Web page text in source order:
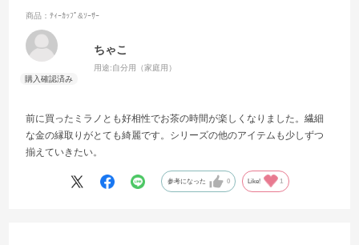
商品：ﾃｨｰｶｯﾌﾟ&ｿｰｻｰ
ちゃこ
用途:自分用（家庭用）
前に買ったミラノとも好相性でお茶の時間が楽しくなりました。繊細
な金の縁取りがとても綺麗です。シリーズの他のアイテムも少しずつ
揃えていきたい。
参考になった 0 Like! 1